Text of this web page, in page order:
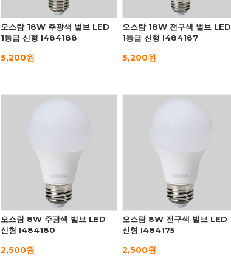
오스람 18W 주광색 벌브 LED
1등급 신형 I484188
5,200원
오스람 18W 전구색 벌브 LED
1등급 신형 I484187
5,200원
오스람 8W 주광색 벌브 LED
신형 I484180
2,500원
오스람 8W 전구색 벌브 LED
신형 I484175
2,500원